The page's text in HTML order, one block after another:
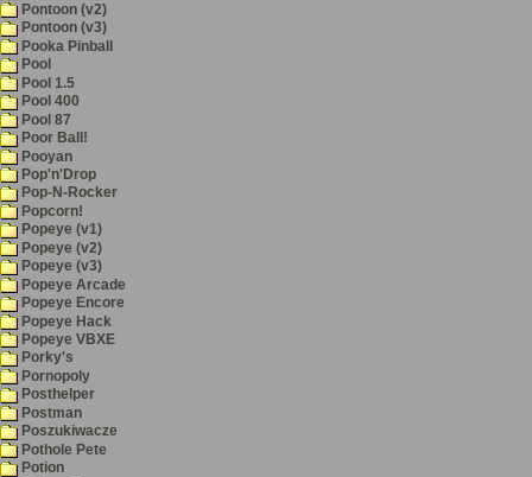
Pontoon (v2)
Pontoon (v3)
Pooka Pinball
Pool
Pool 1.5
Pool 400
Pool 87
Poor Ball!
Pooyan
Pop'n'Drop
Pop-N-Rocker
Popcorn!
Popeye (v1)
Popeye (v2)
Popeye (v3)
Popeye Arcade
Popeye Encore
Popeye Hack
Popeye VBXE
Porky's
Pornopoly
Posthelper
Postman
Poszukiwacze
Pothole Pete
Potion